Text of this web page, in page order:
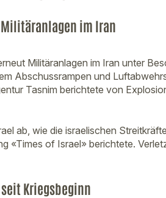
im Iran
Militäranlagen im Iran unter
Abschussrampen und
Tasnim berichtete von
ab, wie die israelischen
«Times of Israel» berichtete.
Kriegsbeginn